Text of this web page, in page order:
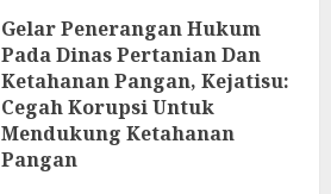
Gelar Penerangan Hukum
Pada Dinas Pertanian Dan
Ketahanan Pangan, Kejatisu:
Cegah Korupsi Untuk
Mendukung Ketahanan
Pangan